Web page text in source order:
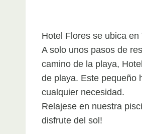
Hotel Flores se ubica
A solo unos pasos de
camino de la playa,
de playa. Este pequeño
cualquier necesidad.
Relajese en nuestra
disfrute del sol!